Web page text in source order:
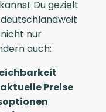
Du gezielt
nur
auch:
Preise